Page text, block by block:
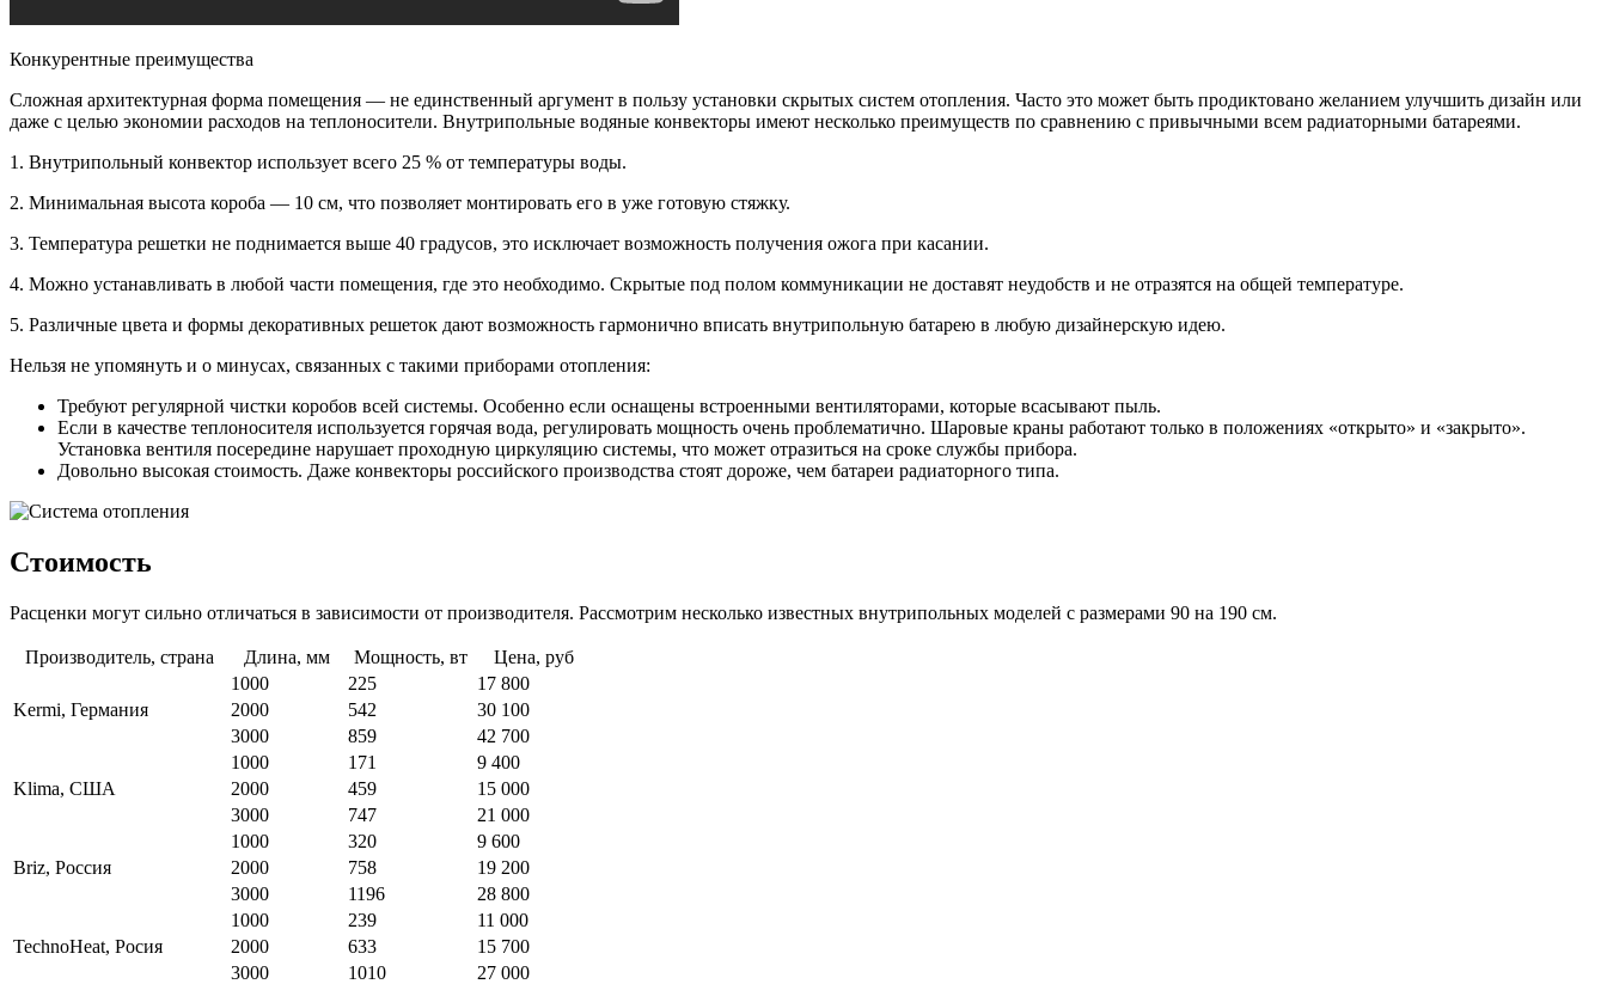
Конкурентные преимущества
Сложная архитектурная форма помещения — не единственный аргумент в пользу установки скрытых систем отопления. Часто это может быть продиктовано желанием улучшить дизайн или
даже с целью экономии расходов на теплоносители. Внутрипольные водяные конвекторы имеют несколько преимуществ по сравнению с привычными всем радиаторными батареями.
1. Внутрипольный конвектор использует всего 25 % от температуры воды.
2. Минимальная высота короба — 10 см, что позволяет монтировать его в уже готовую стяжку.
3. Температура решетки не поднимается выше 40 градусов, это исключает возможность получения ожога при касании.
4. Можно устанавливать в любой части помещения, где это необходимо. Скрытые под полом коммуникации не доставят неудобств и не отразятся на общей температуре.
5. Различные цвета и формы декоративных решеток дают возможность гармонично вписать внутрипольную батарею в любую дизайнерскую идею.
Нельзя не упомянуть и о минусах, связанных с такими приборами отопления:
Требуют регулярной чистки коробов всей системы. Особенно если оснащены встроенными вентиляторами, которые всасывают пыль.
Если в качестве теплоносителя используется горячая вода, регулировать мощность очень проблематично. Шаровые краны работают только в положениях «открыто» и «закрыто».
Установка вентиля посередине нарушает проходную циркуляцию системы, что может отразиться на сроке службы прибора.
Довольно высокая стоимость. Даже конвекторы российского производства стоят дороже, чем батареи радиаторного типа.
Стоимость
Расценки могут сильно отличаться в зависимости от производителя. Рассмотрим несколько известных внутрипольных моделей с размерами 90 на 190 см.
Производитель, страна Длина, мм Мощность, вт Цена, руб
Kermi, Германия
1000 225
17 800
2000
542
30 100
3000
859 42 700
Klima, США
1000 171
9 400
2000
459
15 000
3000
747 21 000
Briz, Россия
1000 320
9 600
2000
758
19 200
3000
1196 28 800
TechnoHeat, Росия
1000 239
11 000
2000
633
15 700
3000
1010 27 000